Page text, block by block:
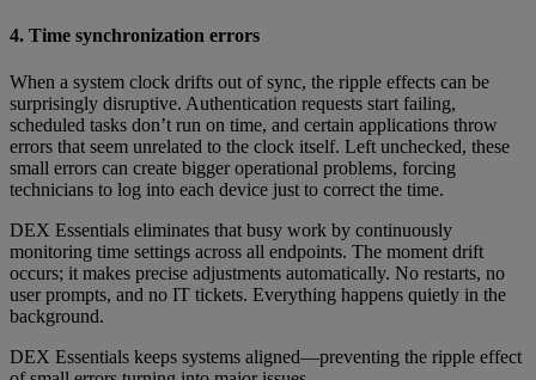
4. Time synchronization errors
When a system clock drifts out of sync, the ripple effects can be
surprisingly disruptive. Authentication requests start failing,
scheduled tasks don’t run on time, and certain applications throw
errors that seem unrelated to the clock itself. Left unchecked, these
small errors can create bigger operational problems, forcing
technicians to log into each device just to correct the time.
DEX Essentials eliminates that busy work by continuously
monitoring time settings across all endpoints. The moment drift
occurs; it makes precise adjustments automatically. No restarts, no
user prompts, and no IT tickets. Everything happens quietly in the
background.
DEX Essentials keeps systems aligned—preventing the ripple effect